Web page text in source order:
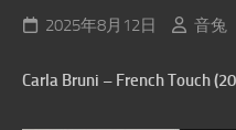
2025年8月12日 音兔
Carla Bruni – French Touch